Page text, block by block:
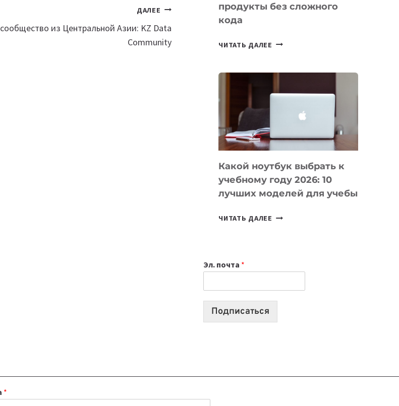
ДАЛЕЕ
из Центральной Азии: KZ Data
Community
продукты без сложного
кода
ЧИТАТЬ ДАЛЕЕ
КОТОРЫЕ
СОЗДАВАТЬ
БЕЗ
КОДА
Какой ноутбук выбрать к
учебному году 2026: 10
лучших моделей для учебы
ЧИТАТЬ ДАЛЕЕ КАКОЙ
2026:
10
Эл. почта *
Подписаться
*